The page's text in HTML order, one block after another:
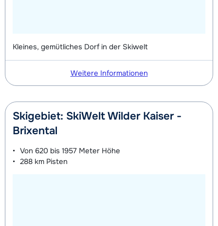
Kleines, gemütliches Dorf in der Skiwelt
Weitere Informationen
Skigebiet: SkiWelt Wilder Kaiser -
Brixental
Von 620 bis 1957 Meter Höhe
288 km Pisten